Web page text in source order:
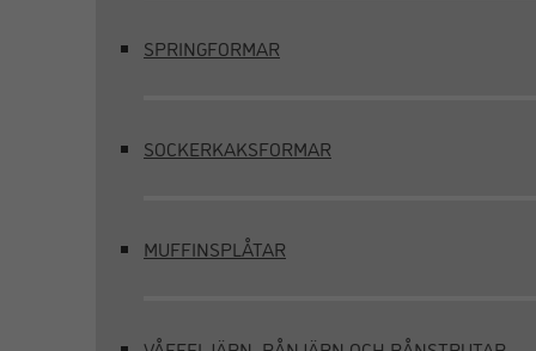
SPRINGFORMAR
SOCKERKAKSFORMAR
MUFFINSPLÅTAR